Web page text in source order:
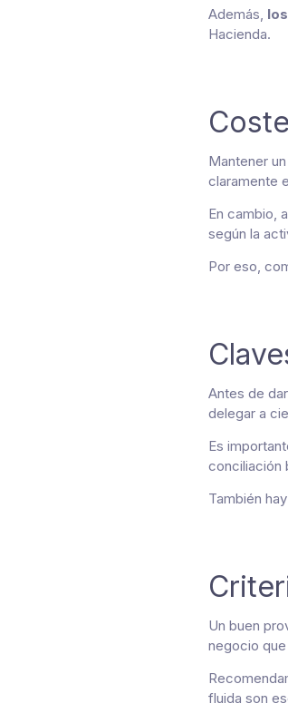
Además,
Hacienda.
Mantener
claramente
En cambio,
según la
Por eso,
Antes de
delegar a
Es
conciliación
También
Un buen
negocio
fluida son